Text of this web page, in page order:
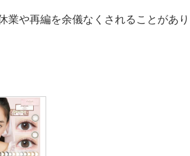
業や再編を余儀なくされることがあり